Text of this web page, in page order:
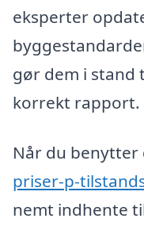
eksperter
gør dem i stand
korrekt rapport.
Når du benytter
priser-p-
nemt indhente